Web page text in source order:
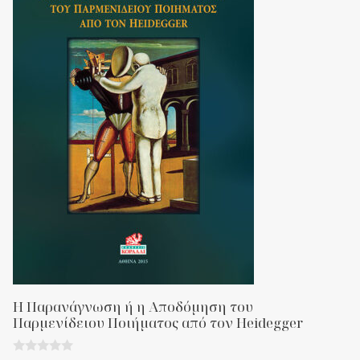
Η Παρανάγνωση ή η Αποδόμηση του
Παρμενίδειου Ποιήματος από τον Heidegger